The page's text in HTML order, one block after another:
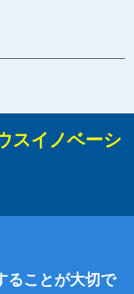
スイノベーシ
ることが大切で